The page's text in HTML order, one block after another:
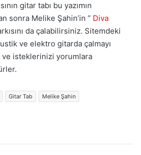
gitar tabı bu yazımın
sonra Melike Şahin’in ” Diva
da çalabilirsiniz. Sitemdeki
ve elektro gitarda çalmayı
isteklerinizi yorumlara
Gitar Tab Melike Şahin